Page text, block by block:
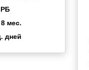
мес.
дней